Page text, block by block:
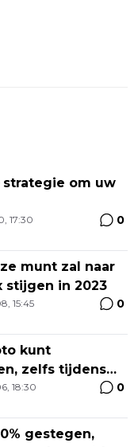
strategie om uw
17:30 0
munt zal naar
stijgen in 2023
15:45 0
kunt
zelfs tijdens
18:30 0
gestegen,